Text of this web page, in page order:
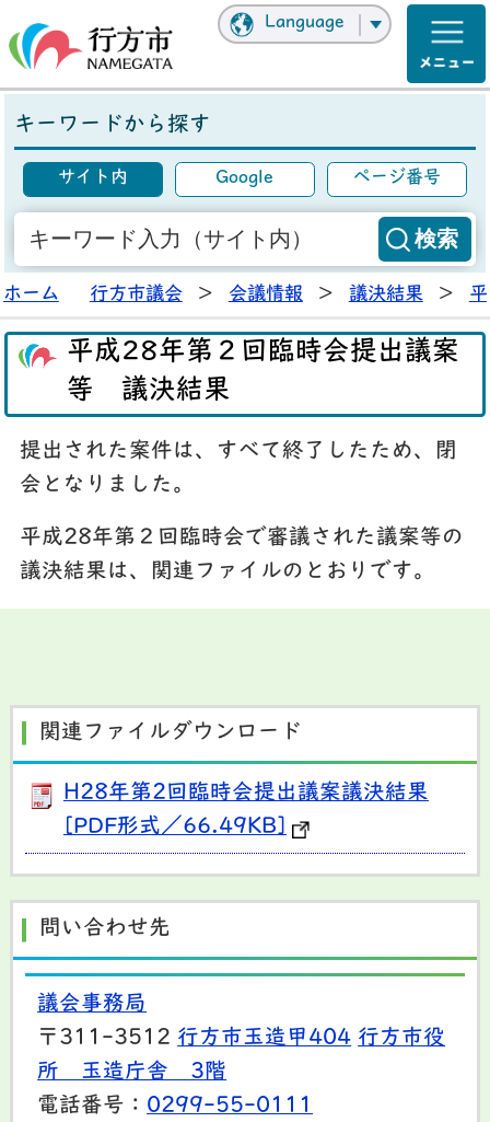
Language
キーワードから探す
サイト内 Google ページ番号
ホーム 行方市議会 > 会議情報 > 議決結果 >
平成28年第２回臨時会提出議案
等 議決結果
提出された案件は、すべて終了したため、閉
会となりました。
平成28年第２回臨時会で審議された議案等の
議決結果は、関連ファイルのとおりです。
関連ファイルダウンロード
H28年第2回臨時会提出議案議決結果
[PDF形式／66.49KB]
問い合わせ先
議会事務局
〒311-3512 行方市玉造甲404 行方市役
所 玉造庁舎 3階
電話番号： 0299-55-0111